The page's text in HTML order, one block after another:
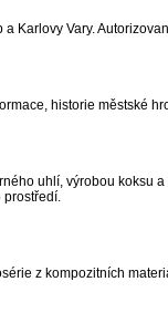
Karlovy Vary.
historie městské
uhlí, výrobou koksu
prostředí.
z kompozitních